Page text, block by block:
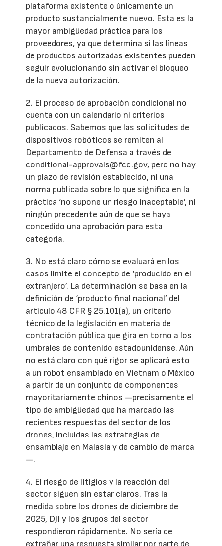
plataforma existente o únicamente un
producto sustancialmente nuevo. Esta es la
mayor ambigüedad práctica para los
proveedores, ya que determina si las líneas
de productos autorizadas existentes pueden
seguir evolucionando sin activar el bloqueo
de la nueva autorización.
2. El proceso de aprobación condicional no
cuenta con un calendario ni criterios
publicados. Sabemos que las solicitudes de
dispositivos robóticos se remiten al
Departamento de Defensa a través de
conditional-approvals@fcc.gov, pero no hay
un plazo de revisión establecido, ni una
norma publicada sobre lo que significa en la
práctica ‘no supone un riesgo inaceptable’, ni
ningún precedente aún de que se haya
concedido una aprobación para esta
categoría.
3. No está claro cómo se evaluará en los
casos límite el concepto de ‘producido en el
extranjero’. La determinación se basa en la
definición de ‘producto final nacional’ del
artículo 48 CFR § 25.101(a), un criterio
técnico de la legislación en materia de
contratación pública que gira en torno a los
umbrales de contenido estadounidense. Aún
no está claro con qué rigor se aplicará esto
a un robot ensamblado en Vietnam o México
a partir de un conjunto de componentes
mayoritariamente chinos —precisamente el
tipo de ambigüedad que ha marcado las
recientes respuestas del sector de los
drones, incluidas las estrategias de
ensamblaje en Malasia y de cambio de marca
—.
4. El riesgo de litigios y la reacción del
sector siguen sin estar claros. Tras la
medida sobre los drones de diciembre de
2025, DJI y los grupos del sector
respondieron rápidamente. No sería de
extrañar una respuesta similar por parte de